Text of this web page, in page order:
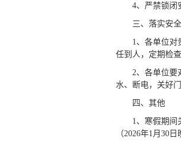
4、严禁锁闭
三、落实安
1、各单位对
任到人，定期检
2、各单位要
水、断电，关好
四、其他
1、寒假期间
（2026年1月30